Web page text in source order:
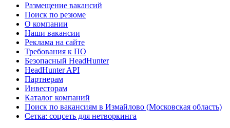
Размещение вакансий
Поиск по резюме
О компании
Наши вакансии
Реклама на сайте
Требования к ПО
Безопасный HeadHunter
HeadHunter API
Партнерам
Инвесторам
Каталог компаний
Поиск по вакансиям в Измайлово (Московская область)
Сетка: соцсеть для нетворкинга